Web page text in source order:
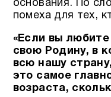
основания. По
помеха для тех,
«Если вы
свою Родину, в
всю нашу
это самое
возраста,